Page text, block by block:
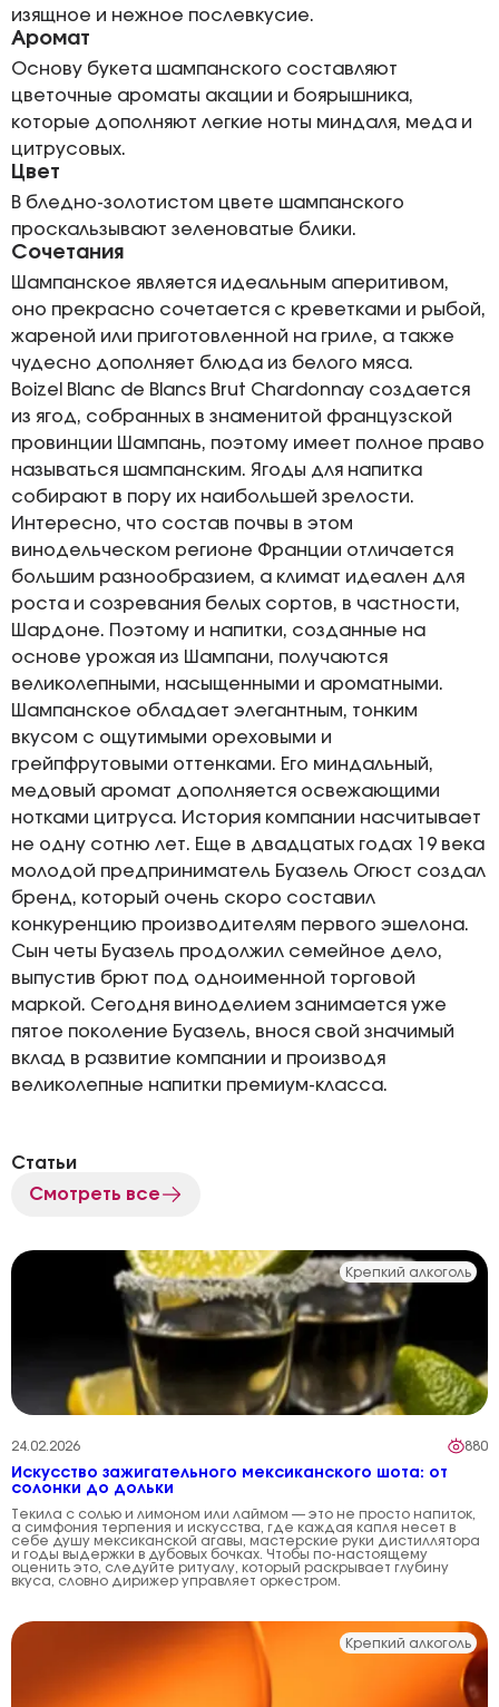
изящное и нежное послевкусие.
Аромат
Основу букета шампанского составляют
цветочные ароматы акации и боярышника,
которые дополняют легкие ноты миндаля, меда и
цитрусовых.
Цвет
В бледно-золотистом цвете шампанского
проскальзывают зеленоватые блики.
Сочетания
Шампанское является идеальным аперитивом,
оно прекрасно сочетается с креветками и рыбой,
жареной или приготовленной на гриле, а также
чудесно дополняет блюда из белого мяса.
Boizel Blanc de Blancs Brut Chardonnay создается
из ягод, собранных в знаменитой французской
провинции Шампань, поэтому имеет полное право
называться шампанским. Ягоды для напитка
собирают в пору их наибольшей зрелости.
Интересно, что состав почвы в этом
винодельческом регионе Франции отличается
большим разнообразием, а климат идеален для
роста и созревания белых сортов, в частности,
Шардоне. Поэтому и напитки, созданные на
основе урожая из Шампани, получаются
великолепными, насыщенными и ароматными.
Шампанское обладает элегантным, тонким
вкусом с ощутимыми ореховыми и
грейпфрутовыми оттенками. Его миндальный,
медовый аромат дополняется освежающими
нотками цитруса. История компании насчитывает
не одну сотню лет. Еще в двадцатых годах 19 века
молодой предприниматель Буазель Огюст создал
бренд, который очень скоро составил
конкуренцию производителям первого эшелона.
Сын четы Буазель продолжил семейное дело,
выпустив брют под одноименной торговой
маркой. Сегодня виноделием занимается уже
пятое поколение Буазель, внося свой значимый
вклад в развитие компании и производя
великолепные напитки премиум-класса.
Статьи
Смотреть все
Крепкий алкоголь
24.02.2026 880
Искусство зажигательного мексиканского шота: от
солонки до дольки
Текила с солью и лимоном или лаймом — это не просто напиток,
а симфония терпения и искусства, где каждая капля несет в
себе душу мексиканской агавы, мастерские руки дистиллятора
и годы выдержки в дубовых бочках. Чтобы по-настоящему
оценить это, следуйте ритуалу, который раскрывает глубину
вкуса, словно дирижер управляет оркестром.
Крепкий алкоголь